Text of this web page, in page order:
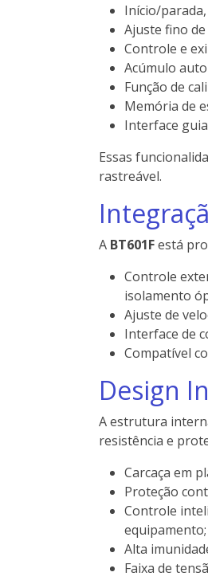
Início/
Ajuste fino
Controle e
Acúmulo
Função de
Memória de
Interface
Essas
rastreável.
A BT601Festá
Controle
isolamento
Ajuste de
Interface de
Compatível
Design
A estrutura
resistência e
Carcaça em
Proteção
Controle
equipamento;
Alta
Faixa de